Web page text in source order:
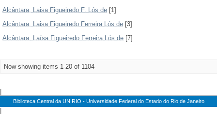
Alcântara, Laisa Figueiredo F. Lós de [1]
Alcântara, Laisa Figueiredo Ferreira Lós de [3]
Alcântara, Laísa Figueiredo Ferreira Lós de [7]
Now showing items 1-20 of 1104
Biblioteca Central da UNIRIO - Universidade Federal do Estado do Rio de Janeiro